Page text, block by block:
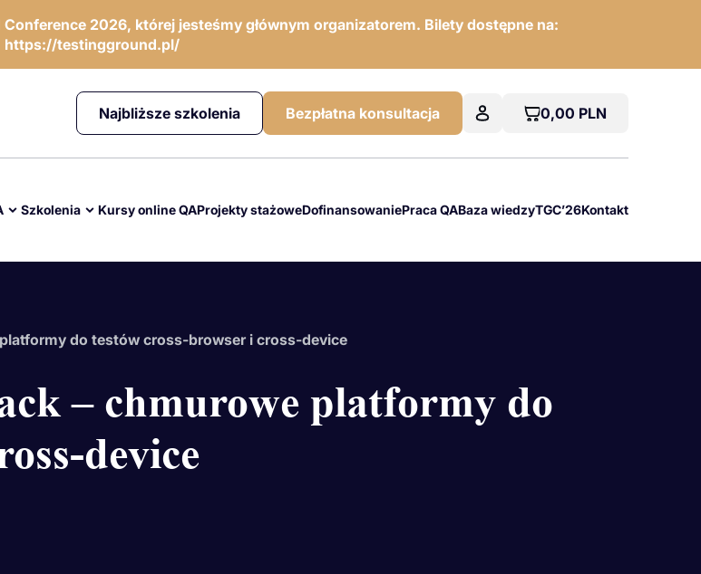
2026, której jesteśmy głównym organizatorem. Bilety dostępne na:
https://testingground.pl/
Najbliższe szkolenia Bezpłatna konsultacja 0,00 PLN
Szkolenia Kursy online QAProjekty stażoweDofinansowaniePraca QABaza wiedzyTGC’26Kontakt
do testów cross-browser i cross-device
– chmurowe platformy do
device